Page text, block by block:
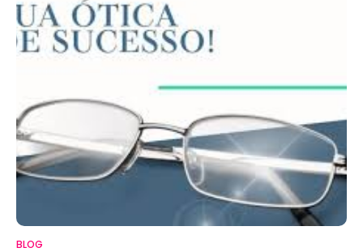
BLOG